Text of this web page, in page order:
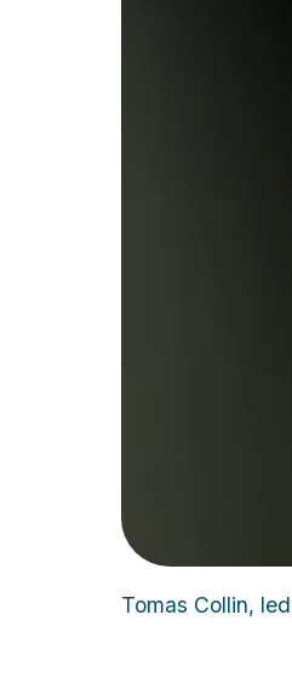
Tomas Collin,